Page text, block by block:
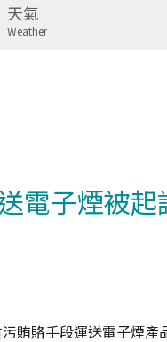
天氣
Weather
電子煙被起
賄賂手段運送電子煙